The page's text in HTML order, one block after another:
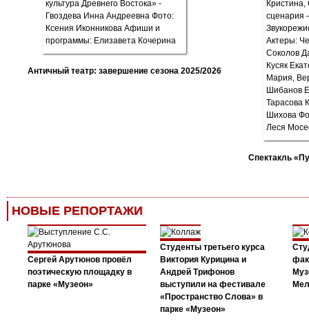
Античный театр: завершение сезона 2025/2026
Спектакль
НОВЫЕ РЕПОРТАЖИ
Сергей Арутюнов провёл
поэтическую площадку в
парке «Музеон»
Студенты третьего курса
Виктория Курицина и
Андрей Трифонов
выступили на фестивале
«Пространство Слова» в
парке «Музеон»